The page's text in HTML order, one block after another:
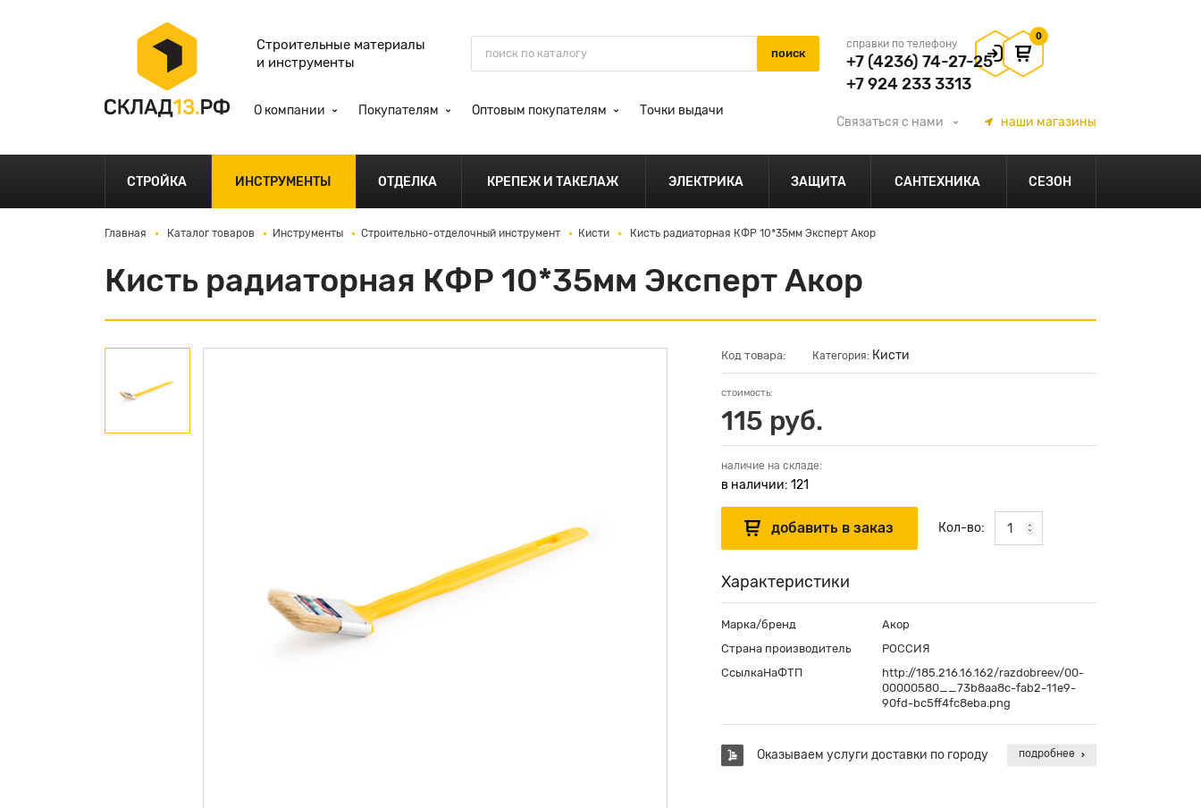
Строительные материалы
и инструменты
справки по телефону
+7 (4236) 74-27-25
+7 924 233 3313
0
О компании Покупателям Оптовым покупателям Точки выдачи
Связаться с нами наши магазины
СТРОЙКА ИНСТРУМЕНТЫ ОТДЕЛКА КРЕПЕЖ И ТАКЕЛАЖ ЭЛЕКТРИКА ЗАЩИТА САНТЕХНИКА СЕЗОН
Главная Каталог товаров Инструменты Строительно-отделочный инструмент Кисти Кисть радиаторная КФР 10*35мм Эксперт Акор
Кисть радиаторная КФР 10*35мм Эксперт Акор
Код товара: Категория: Кисти
стоимость:
115 руб.
наличие на складе:
в наличии: 121
Кол-во:
Характеристики
Марка/бренд
Акор
Страна производитель
РОССИЯ
СсылкаНаФТП
http://185.216.16.162/razdobreev/00-
00000580__73b8aa8c-fab2-11e9-
90fd-bc5ff4fc8eba.png
Оказываем услуги доставки по городу подробнее